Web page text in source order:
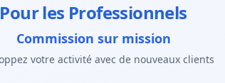
Pour les Professionnels
Commission sur mission
votre activité avec de nouveaux clients